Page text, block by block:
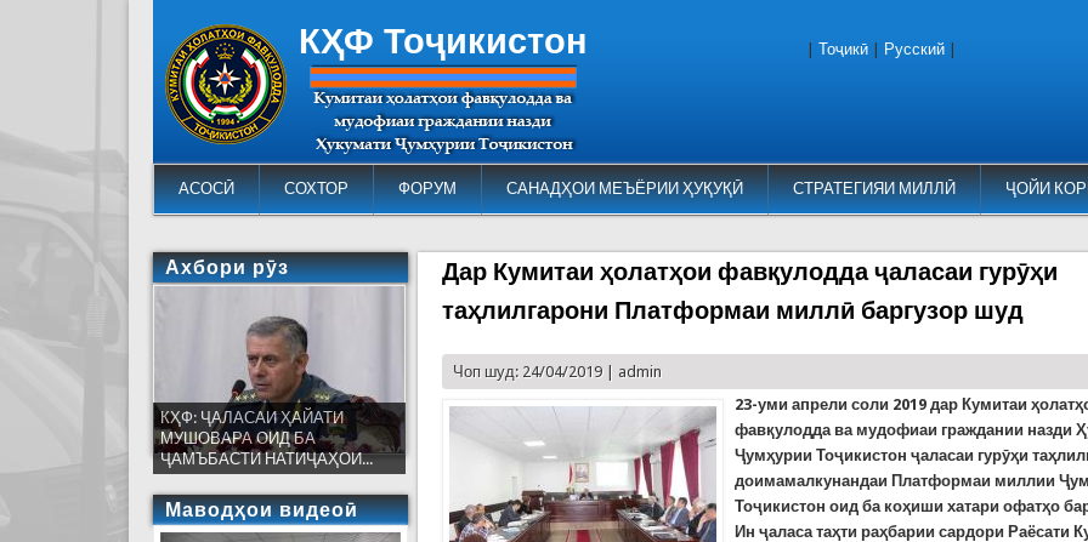
КҲФ Тоҷикистон
АСОСӢ СОХТОР ФОРУМ САНАДҲОИ МЕЪЁРИИ ҲУҚУҚӢ СТРАТЕГИЯИ МИЛЛӢ ҶОЙИ
Тоҷикӣ Русский
Дар Кумитаи ҳолатҳои фавқулодда ҷаласаи гурӯҳи
таҳлилгарони Платформаи миллӣ баргузор шуд
Чоп шуд: 24/04/2019 | admin
23-уми апрели соли 2019дар Кумитаи
фавқулодда ва мудофиаи граждании назди
Ҷумҳурии Тоҷикистон ҷаласаи гурӯҳи
доимамалкунандаи Платформаи миллии
Тоҷикистон оид ба коҳиши хатари офатҳо
Ин ҷаласа таҳти раҳбарии сардори Раёсати
Ахбори рӯз
КҲФ: ҶАЛАСАИ ҲАЙАТИ
МУШОВАРА ОИД БА
ҶАМЪБАСТИ НАТИҶАҲОИ...
Маводҳои видеоӣ